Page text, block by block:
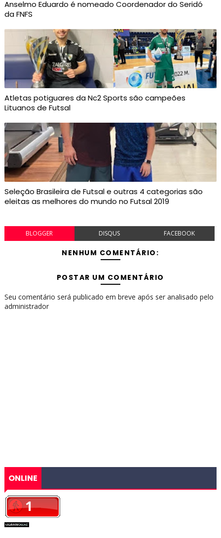
Anselmo Eduardo é nomeado Coordenador do Seridó
da FNFS
Atletas potiguares da Nc2 Sports são campeões
Lituanos de Futsal
Seleção Brasileira de Futsal e outras 4 categorias são
eleitas as melhores do mundo no Futsal 2019
BLOGGER DISQUS FACEBOOK
NENHUM COMENTÁRIO:
POSTAR UM COMENTÁRIO
Seu comentário será publicado em breve após ser analisado pelo
administrador
ONLINE